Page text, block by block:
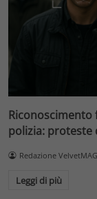
Riconoscimento
polizia: proteste
Redazione VelvetMAG
Leggi di più